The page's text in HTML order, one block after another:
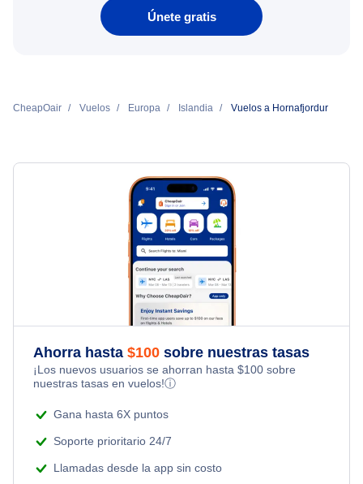
Únete gratis
CheapOair Vuelos Europa Islandia Vuelos a Hornafjordur
Ahorra hasta $100 sobre nuestras tasas
¡Los nuevos usuarios se ahorran hasta $100 sobre
nuestras tasas en vuelos!ⓘ
Gana hasta 6X puntos
Soporte prioritario 24/7
Llamadas desde la app sin costo